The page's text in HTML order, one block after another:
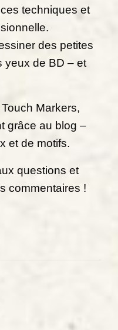
techniques et
des petites
yeux de BD – et
Markers,
grâce au blog –
et de motifs.
questions et
commentaires !